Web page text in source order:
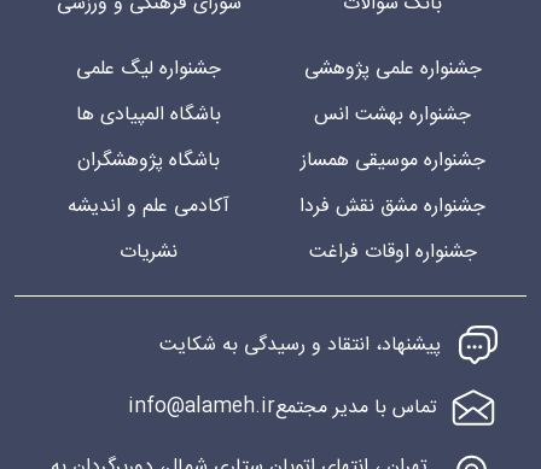
جشنواره علمی پژوهشی
جشنواره بهشت انس
جشنواره موسیقی همساز
جشنواره مشق نقش فردا
جشنواره اوقات فراغت
جشنواره لیگ علمی
باشگاه المپیادی ها
باشگاه پژوهشگران
آکادمی علم و اندیشه
نشریات
پیشنهاد، انتقاد و رسیدگی به شکایت
تماس با مدیر مجتمعinfo@alameh.ir